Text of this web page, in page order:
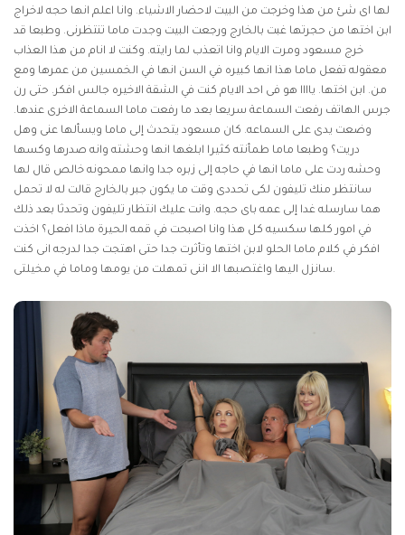
لها اى شئ من هذا وخرجت من البيت لاحضار الاشياء. وانا اعلم انها حجه لاخراج
ابن اختها من حجرتها غبت بالخارج ورجعت البيت وجدت ماما تنتظرنى. وطبعا قد
خرج مسعود ومرت الايام وانا اتعذب لما رايته. وكنت لا انام من هذا العذاب
معقوله تفعل ماما هذا انها كبيره في السن انها في الخمسين من عمرها ومع
من. ابن اختها. ياااا هو فى احد الايام كنت في الشقة الاخيره جالس افكر. حتى رن
جرس الهاتف رفعت السماعة سريعا بعد ما رفعت ماما السماعة الاخرى عندها.
وضعت يدى على السماعه. كان مسعود يتحدث إلى ماما ويسألها عنى وهل
دريت؟ وطبعا ماما طمأنته كثيرا ابلغها انها وحشته وانه صدرها وكسها
وحشه ردت على ماما انها في حاجه إلى زبره جدا وانها ممحونه خالص قال لها
سانتظر منك تليفون لكى تحددى وقت ما يكون جبر بالخارج قالت له لا تحمل
هما سارسله غدا إلى عمه باى حجه. وانت عليك انتظار تليفون وتحدثا بعد ذلك
في امور كلها سكسيه كل هذا وانا اصبحت في قمه الحيرة ماذا افعل؟ اخذت
افكر في كلام ماما الحلو لابن اختها وتأثرت جدا حتى اهتجت جدا لدرجه انى كنت
سانزل اليها واغتصبها الا اننى تمهلت من يومها وماما في مخيلتى.